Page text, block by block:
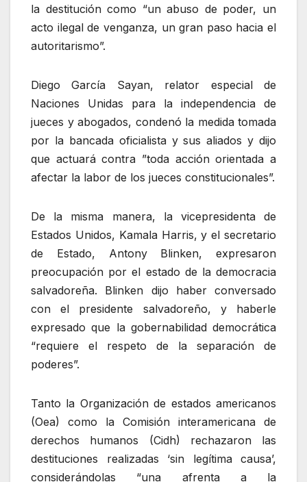
la destitución como “un abuso de poder, un
acto ilegal de venganza, un gran paso hacia el
autoritarismo”.
Diego García Sayan, relator especial de
Naciones Unidas para la independencia de
jueces y abogados, condenó la medida tomada
por la bancada oficialista y sus aliados y dijo
que actuará contra ”toda acción orientada a
afectar la labor de los jueces constitucionales”.
De la misma manera, la vicepresidenta de
Estados Unidos, Kamala Harris, y el secretario
de Estado, Antony Blinken, expresaron
preocupación por el estado de la democracia
salvadoreña. Blinken dijo haber conversado
con el presidente salvadoreño, y haberle
expresado que la gobernabilidad democrática
“requiere el respeto de la separación de
poderes”.
Tanto la Organización de estados americanos
(Oea) como la Comisión interamericana de
derechos humanos (Cidh) rechazaron las
destituciones realizadas ‘sin legítima causa’,
considerándolas “una afrenta a la